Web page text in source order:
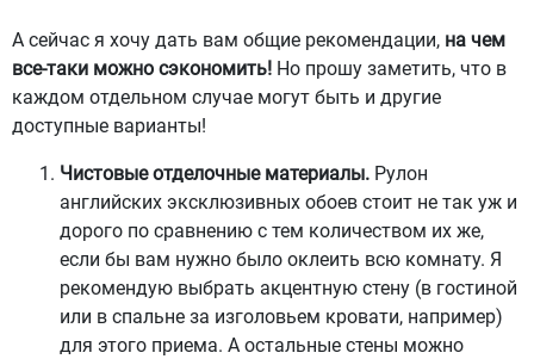
А сейчас я хочу дать вам общие рекомендации, на чем
все-таки можно сэкономить! Но прошу заметить, что в
каждом отдельном случае могут быть и другие
доступные варианты!
Чистовые отделочные материалы. Рулон
английских эксклюзивных обоев стоит не так уж и
дорого по сравнению с тем количеством их же,
если бы вам нужно было оклеить всю комнату. Я
рекомендую выбрать акцентную стену (в гостиной
или в спальне за изголовьем кровати, например)
для этого приема. А остальные стены можно